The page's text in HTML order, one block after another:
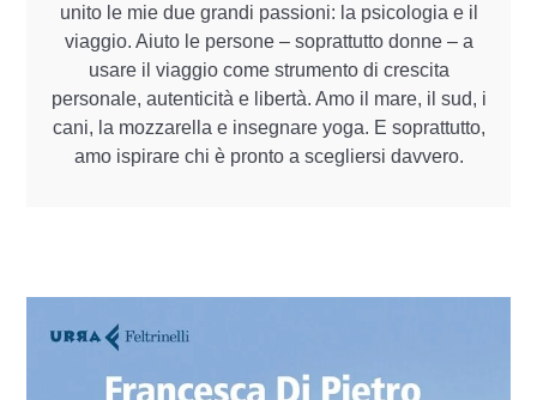
unito le mie due grandi passioni: la psicologia e il
viaggio. Aiuto le persone – soprattutto donne – a
usare il viaggio come strumento di crescita
personale, autenticità e libertà. Amo il mare, il sud, i
cani, la mozzarella e insegnare yoga. E soprattutto,
amo ispirare chi è pronto a scegliersi davvero.